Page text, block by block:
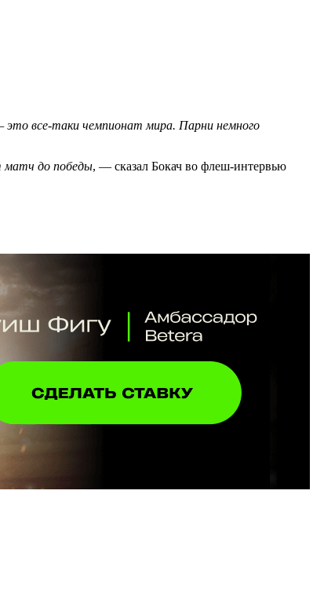
все-таки чемпионат мира. Парни немного
матч до победы, — сказал Бокач во флеш-интервью